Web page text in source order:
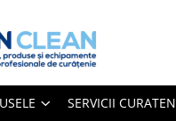
SERVICII